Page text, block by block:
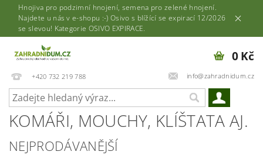
Hnojiva pro podzimní hnojení, semena pro zelené hnojení.
Najdete u nás v e-shopu :-) Osivo s blížící se expirací 12/2026
se slevou! Kategorie OSIVO EXPIRACE.
+420 732 219 788 info@zahradnidum.cz
0 Kč
KOMÁŘI, MOUCHY, KLÍŠTATA AJ.
NEJPRODÁVANĚJŠÍ